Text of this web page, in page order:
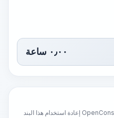
٠٫٠٠ ساعة
السعر أعلاه مرجعي. يتيح OpenConstructionERP إعادة استخدام هذا البند